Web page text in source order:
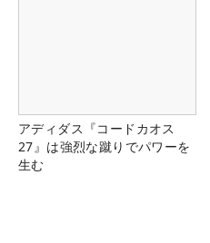
アディダス『コードカオス
27』は強烈な蹴りでパワーを
生む